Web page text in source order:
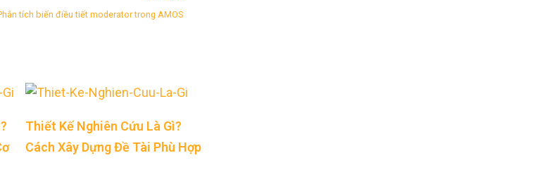
tích biến điều tiết moderator trong AMOS
Thiết Kế Nghiên Cứu Là Gì?
Cách Xây Dựng Đề Tài Phù Hợp